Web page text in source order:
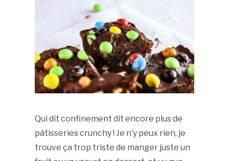
Qui dit confinement dit encore plus de
pâtisseries crunchy ! Je n’y peux rien, je
trouve ça trop triste de manger juste un